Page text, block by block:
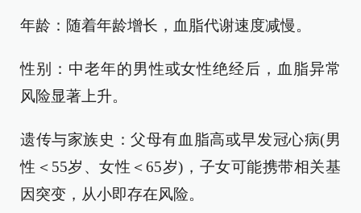
年龄：随着年龄增长，血脂代谢速度减慢。
性别：中老年的男性或女性绝经后，血脂异常
风险显著上升。
遗传与家族史：父母有血脂高或早发冠心病(男
性＜55岁、女性＜65岁)，子女可能携带相关基
因突变，从小即存在风险。